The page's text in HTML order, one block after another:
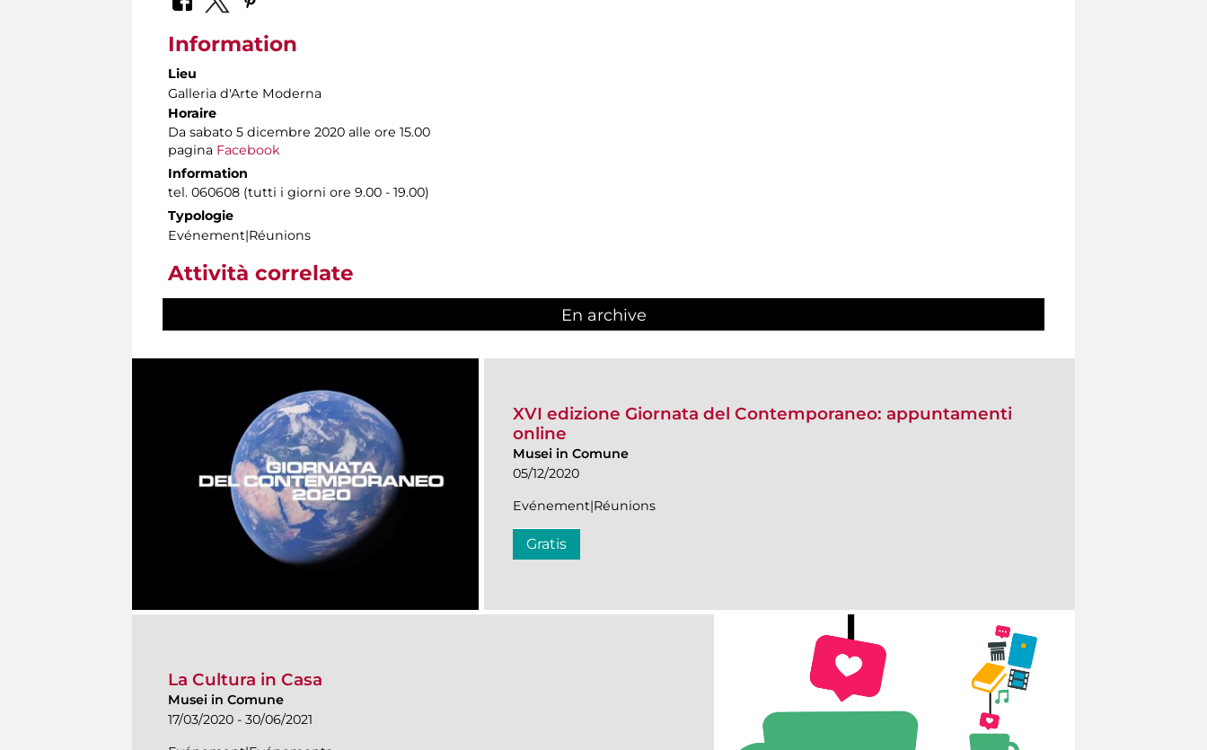
Information
Lieu
Galleria d'Arte Moderna
Horaire
Da sabato 5 dicembre 2020 alle ore 15.00
pagina Facebook
Information
tel. 060608 (tutti i giorni ore 9.00 - 19.00)
Typologie
Evénement|Réunions
Attività correlate
En archive
XVI edizione Giornata del Contemporaneo: appuntamenti
online
Musei in Comune
05/12/2020
Evénement|Réunions
Gratis
La Cultura in Casa
Musei in Comune
17/03/2020 - 30/06/2021